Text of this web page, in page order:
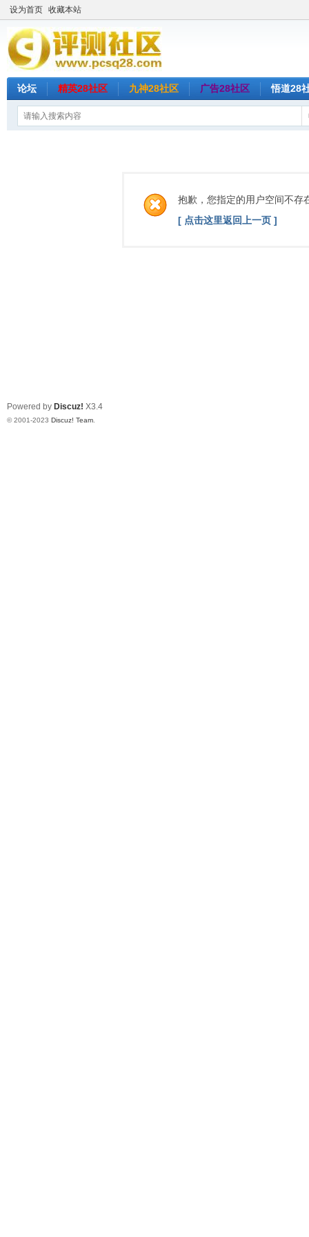
设为首页 收藏本站
论坛 精英28社区 九神28社区 广告28社区 悟道28
抱歉，您指定的用户空间不存
[ 点击这里返回上一页 ]
Powered by Discuz! X3.4
© 2001-2023 Discuz! Team